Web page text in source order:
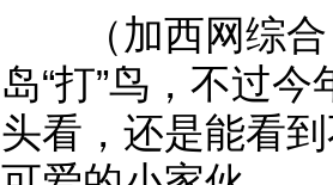
（加西网综合
岛“打”鸟，不过
头看，还是能看